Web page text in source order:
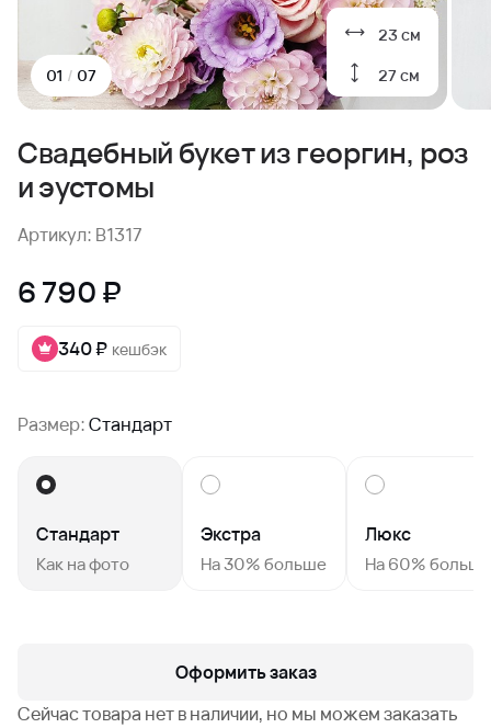
23 см
27 см
01 / 07
Свадебный букет из георгин, роз
и эустомы
Артикул: B1317
6 790 ₽
340 ₽ кешбэк
Размер:Стандарт
Стандарт
Как на фото
Экстра
На 30% больше
Люкс
На 60% больше
Оформить заказ
Сейчас товара нет в наличии, но мы можем заказать